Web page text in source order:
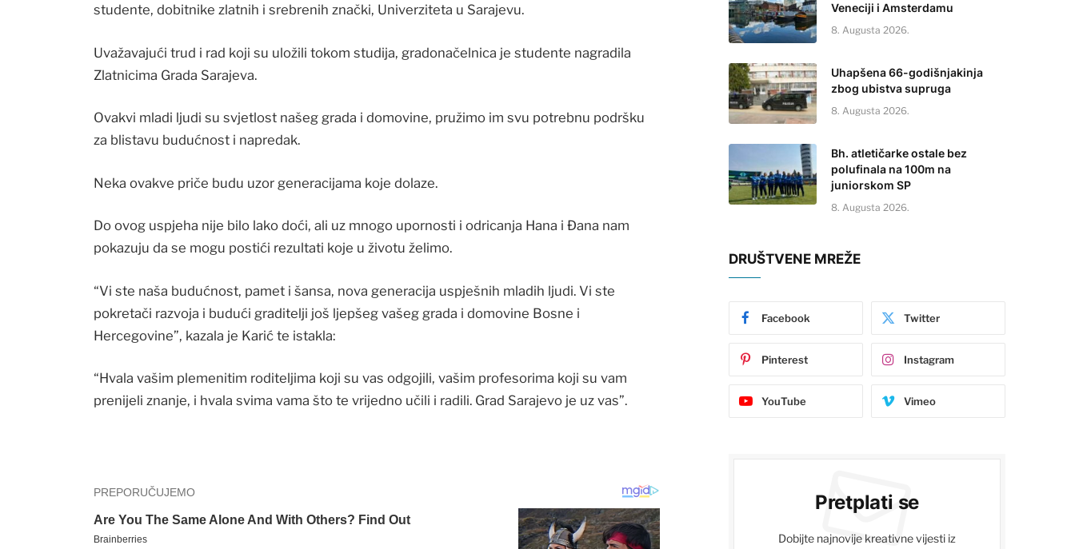
studente, dobitnike zlatnih i srebrenih znački, Univerziteta u Sarajevu.
Uvažavajući trud i rad koji su uložili tokom studija, gradonačelnica je studente nagradila
Zlatnicima Grada Sarajeva.
Ovakvi mladi ljudi su svjetlost našeg grada i domovine, pružimo im svu potrebnu podršku
za blistavu budućnost i napredak.
Neka ovakve priče budu uzor generacijama koje dolaze.
Do ovog uspjeha nije bilo lako doći, ali uz mnogo upornosti i odricanja Hana i Đana nam
pokazuju da se mogu postići rezultati koje u životu želimo.
“Vi ste naša budućnost, pamet i šansa, nova generacija uspješnih mladih ljudi. Vi ste
pokretači razvoja i budući graditelji još ljepšeg vašeg grada i domovine Bosne i
Hercegovine”, kazala je Karić te istakla:
“Hvala vašim plemenitim roditeljima koji su vas odgojili, vašim profesorima koji su vam
prenijeli znanje, i hvala svima vama što te vrijedno učili i radili. Grad Sarajevo je uz vas”.
Veneciji i Amsterdamu
8. Augusta 2026.
Uhapšena 66-godišnjakinja
zbog ubistva supruga
8. Augusta 2026.
Bh. atletičarke ostale bez
polufinala na 100m na
juniorskom SP
8. Augusta 2026.
DRUŠTVENE MREŽE
Facebook Twitter
Pinterest Instagram
YouTube Vimeo
Pretplati se
Dobijte najnovije kreativne vijesti iz